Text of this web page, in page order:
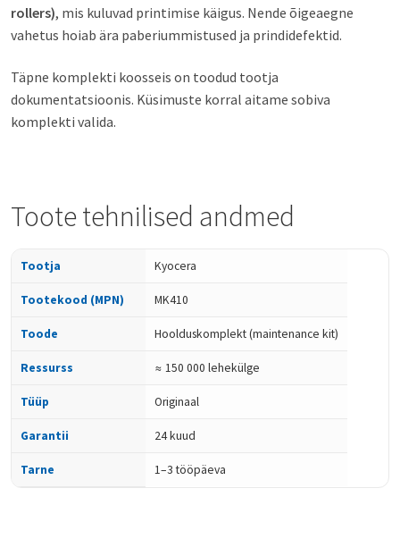
rollers), mis kuluvad printimise käigus. Nende õigeaegne
vahetus hoiab ära paberiummistused ja prindidefektid.
Täpne komplekti koosseis on toodud tootja
dokumentatsioonis. Küsimuste korral aitame sobiva
komplekti valida.
Toote tehnilised andmed
Tootja Kyocera
Tootekood (MPN) MK410
Toode Hoolduskomplekt (maintenance kit)
Ressurss ≈ 150 000 lehekülge
Tüüp Originaal
Garantii 24 kuud
Tarne 1–3 tööpäeva